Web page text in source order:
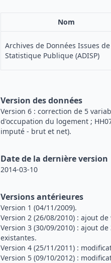
Nom
Archives de Données Issues
Statistique Publique (ADISP)
Version des données
Version 6 : correction de 5
d'occupation du logement ;
imputé - brut et net).
Date de la dernière version
2014-03-10
Versions antérieures
Version 1 (04/11/2009).
Version 2 (26/08/2010) : ajout
Version 3 (30/09/2010) : ajout
existantes.
Version 4 (25/11/2011) :
Version 5 (09/10/2012) :